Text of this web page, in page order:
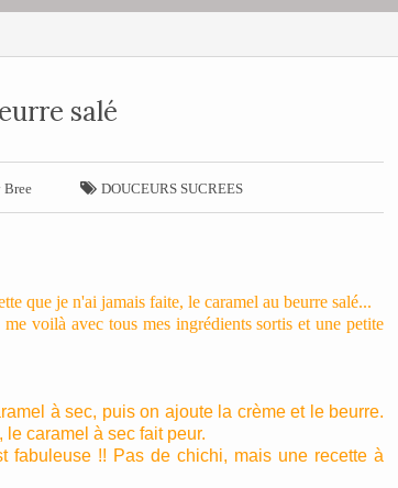
salé
Bree  DOUCEURS SUCREES
que je n'ai jamais faite, le caramel au beurre salé...
voilà avec tous mes ingrédients sortis et une petite
à sec, puis on ajoute la crème et le beurre.
caramel à sec fait peur.
fabuleuse !! Pas de chichi, mais une recette à